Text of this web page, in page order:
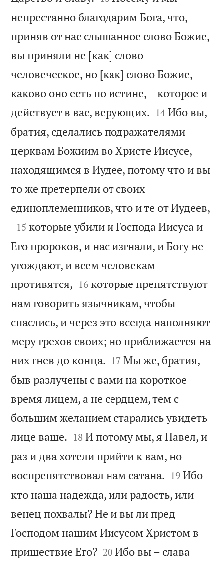
непрестанно благодарим Бога, что,
приняв от нас слышанное слово Божие,
вы приняли не [как] слово
человеческое, но [как] слово Божие, –
каково оно есть по истине, – которое и
действует в вас, верующих. 

14 Ибо вы,
братия, сделались подражателями
церквам Божиим во Христе Иисусе,
находящимся в Иудее, потому что и вы
то же претерпели от своих
единоплеменников, что и те от Иудеев,

15 которые убили и Господа Иисуса и
Его пророков, и нас изгнали, и Богу не
угождают, и всем человекам
противятся, 

16 которые препятствуют
нам говорить язычникам, чтобы
спаслись, и через это всегда наполняют
меру грехов своих; но приближается на
них гнев до конца. 

17 Мы же, братия,
быв разлучены с вами на короткое
время лицем, а не сердцем, тем с
большим желанием старались увидеть
лице ваше. 

18 И потому мы, я Павел, и
раз и два хотели прийти к вам, но
воспрепятствовал нам сатана. 

19 Ибо
кто наша надежда, или радость, или
венец похвалы? Не и вы ли пред
Господом нашим Иисусом Христом в
пришествие Его?
20 Ибо вы – слава